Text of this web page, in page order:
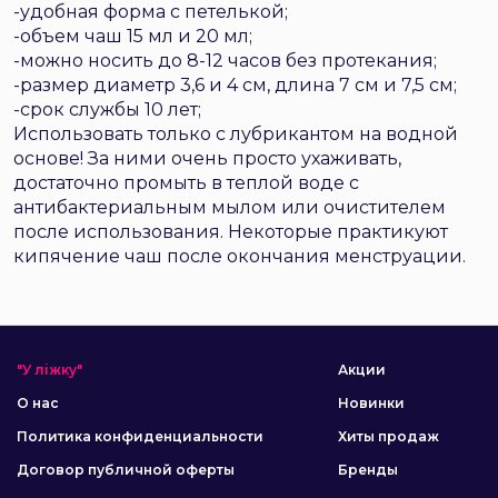
-удобная форма с петелькой;
-объем чаш 15 мл и 20 мл;
-можно носить до 8-12 часов без протекания;
-размер диаметр 3,6 и 4 см, длина 7 см и 7,5 см;
-срок службы 10 лет;
Использовать только с лубрикантом на водной
основе! За ними очень просто ухаживать,
достаточно промыть в теплой воде с
антибактериальным мылом или очистителем
после использования. Некоторые практикуют
кипячение чаш после окончания менструации.
"У ліжку"
О нас
Политика конфиденциальности
Договор публичной оферты
Акции
Новинки
Хиты продаж
Бренды